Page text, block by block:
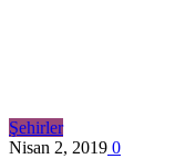
Şehirler
Nisan 2, 2019 0